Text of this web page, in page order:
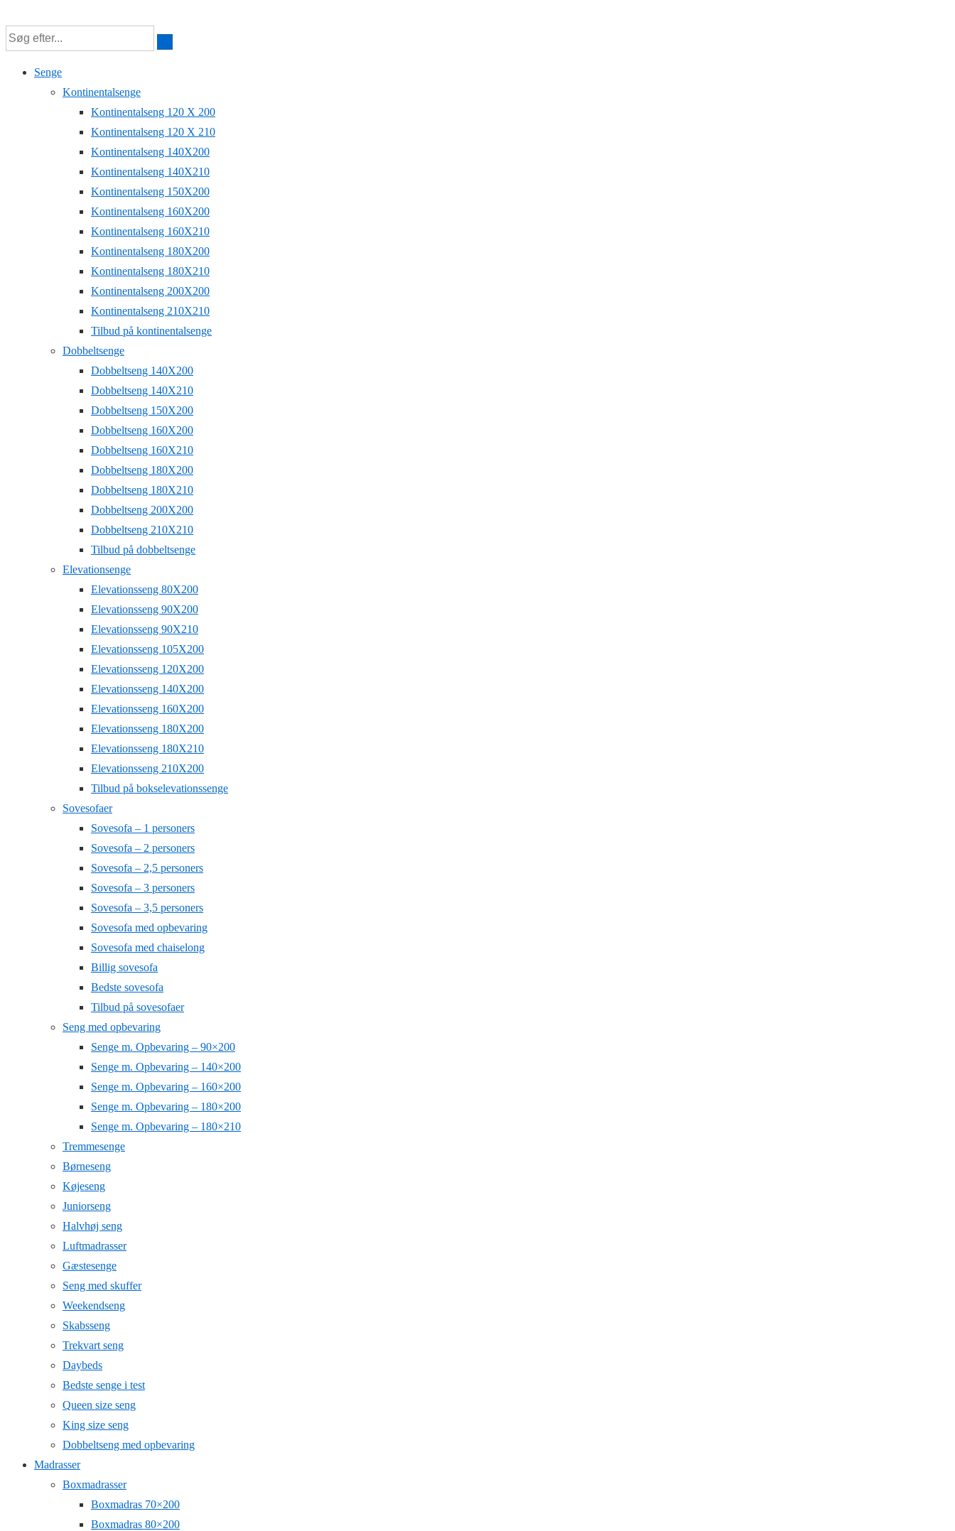
Hop
til
hovedindhold
Senge
Kontinentalsenge
Kontinentalseng 120 X 200
Kontinentalseng 120 X 210
Kontinentalseng 140X200
Kontinentalseng 140X210
Kontinentalseng 150X200
Kontinentalseng 160X200
Kontinentalseng 160X210
Kontinentalseng 180X200
Kontinentalseng 180X210
Kontinentalseng 200X200
Kontinentalseng 210X210
Tilbud på kontinentalsenge
Dobbeltsenge
Dobbeltseng 140X200
Dobbeltseng 140X210
Dobbeltseng 150X200
Dobbeltseng 160X200
Dobbeltseng 160X210
Dobbeltseng 180X200
Dobbeltseng 180X210
Dobbeltseng 200X200
Dobbeltseng 210X210
Tilbud på dobbeltsenge
Elevationsenge
Elevationsseng 80X200
Elevationsseng 90X200
Elevationsseng 90X210
Elevationsseng 105X200
Elevationsseng 120X200
Elevationsseng 140X200
Elevationsseng 160X200
Elevationsseng 180X200
Elevationsseng 180X210
Elevationsseng 210X200
Tilbud på bokselevationssenge
Sovesofaer
Sovesofa – 1 personers
Sovesofa – 2 personers
Sovesofa – 2,5 personers
Sovesofa – 3 personers
Sovesofa – 3,5 personers
Sovesofa med opbevaring
Sovesofa med chaiselong
Billig sovesofa
Bedste sovesofa
Tilbud på sovesofaer
Seng med opbevaring
Senge m. Opbevaring – 90×200
Senge m. Opbevaring – 140×200
Senge m. Opbevaring – 160×200
Senge m. Opbevaring – 180×200
Senge m. Opbevaring – 180×210
Tremmesenge
Børneseng
Køjeseng
Juniorseng
Halvhøj seng
Luftmadrasser
Gæstesenge
Seng med skuffer
Weekendseng
Skabsseng
Trekvart seng
Daybeds
Bedste senge i test
Queen size seng
King size seng
Dobbeltseng med opbevaring
Madrasser
Boxmadrasser
Boxmadras 70×200
Boxmadras 80×200